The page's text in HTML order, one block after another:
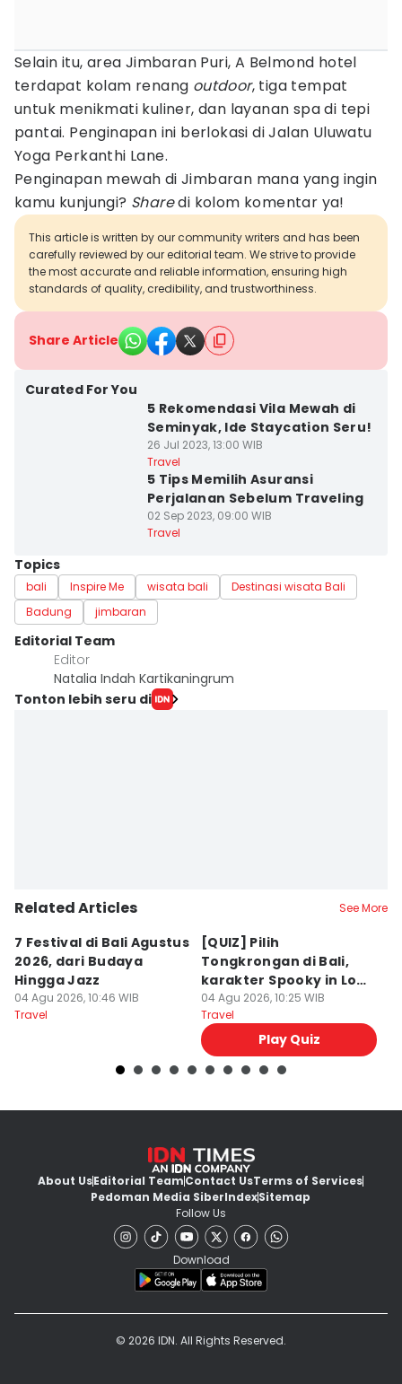
Selain itu, area Jimbaran Puri, A Belmond hotel
terdapat kolam renang outdoor, tiga tempat
untuk menikmati kuliner, dan layanan spa di tepi
pantai. Penginapan ini berlokasi di Jalan Uluwatu
Yoga Perkanthi Lane.
Penginapan mewah di Jimbaran mana yang ingin
kamu kunjungi? Sharedi kolom komentar ya!
This article is written by our community writers and has been
carefully reviewed by our editorial team. We strive to provide
the most accurate and reliable information, ensuring high
standards of quality, credibility, and trustworthiness.
Share Article
Curated For You
5 Rekomendasi Vila Mewah di
Seminyak, Ide Staycation Seru!
26 Jul 2023, 13:00 WIB
Travel
5 Tips Memilih Asuransi
Perjalanan Sebelum Traveling
02 Sep 2023, 09:00 WIB
Travel
Topics
bali Inspire Me wisata bali
Destinasi wisata Bali
Badung
jimbaran
Editorial Team
Editor
Natalia Indah Kartikaningrum
Tonton lebih seru di
Related Articles See More
7 Festival di Bali Agustus
2026, dari Budaya
Hingga Jazz
04 Agu 2026, 10:46 WIB
Travel
[QUIZ] Pilih
Tongkrongan di Bali,
karakter Spooky in Love
Ini Mirip Kamu
04 Agu 2026, 10:25 WIB
Travel
Play Quiz
About UsEditorial TeamContact UsTerms of Services
Pedoman Media SiberIndexSitemap
Follow Us
Download
© 2026 IDN. All Rights Reserved.